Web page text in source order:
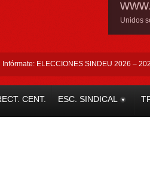
Unidos
ELECCIONES SINDEU 2026 – 2029
CENT. ESC. SINDICAL